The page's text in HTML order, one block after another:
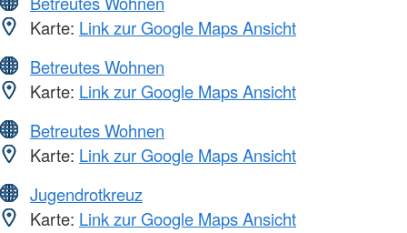
Karte: Link zur Google Maps Ansicht
Betreutes Wohnen
Karte: Link zur Google Maps Ansicht
Betreutes Wohnen
Karte: Link zur Google Maps Ansicht
Jugendrotkreuz
Karte: Link zur Google Maps Ansicht